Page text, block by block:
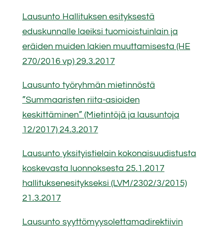
Lausunto Hallituksen esityksestä
eduskunnalle laeiksi tuomioistuinlain ja
eräiden muiden lakien muuttamisesta (HE
270/2016 vp) 29.3.2017
Lausunto työryhmän mietinnöstä
”Summaaristen riita-asioiden
keskittäminen” (Mietintöjä ja lausuntoja
12/2017) 24.3.2017
Lausunto yksityistielain kokonaisuudistusta
koskevasta luonnoksesta 25.1.2017
hallituksenesitykseksi (LVM/2302/3/2015)
21.3.2017
Lausunto syyttömyysolettamadirektiivin